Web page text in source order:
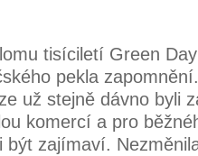
tisíciletí Green
pekla
už stejně dávno byli
komercí a pro
být zajímaví.